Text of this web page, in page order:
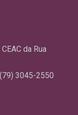
CEAC da Rua
3045-2550